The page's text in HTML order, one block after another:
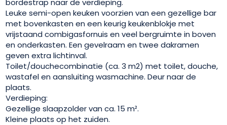
bordestrap naar de verdieping.
Leuke semi-open keuken voorzien van een gezellige bar
met bovenkasten en een keurig keukenblokje met
vrijstaand combigasfornuis en veel bergruimte in boven
en onderkasten. Een gevelraam en twee dakramen
geven extra lichtinval.
Toilet/douchecombinatie (ca. 3 m2) met toilet, douche,
wastafel en aansluiting wasmachine. Deur naar de
plaats.
Verdieping:
Gezellige slaapzolder van ca. 15 m².
Kleine plaats op het zuiden.